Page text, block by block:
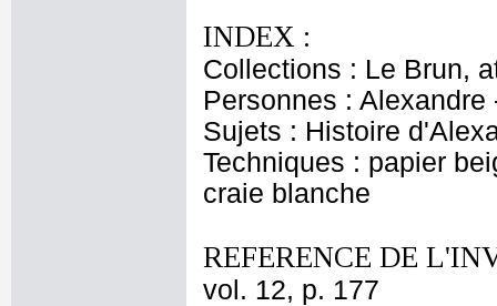
INDEX :
Collections : Le Brun,
Personnes : Alexandre
Sujets : Histoire
Techniques : papier
craie blanche
REFERENCE DE
vol. 12, p. 177